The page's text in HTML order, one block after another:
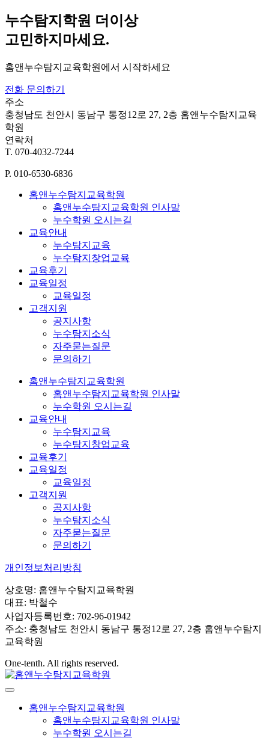
누수탐지학원 더이상
고민하지마세요.
홈앤누수탐지교육학원에서 시작하세요
전화 문의하기
주소
충청남도 천안시 동남구 통정12로 27, 2층 홈앤누수탐지교육
학원
연락처
T. 070-4032-7244
P. 010-6530-6836
홈앤누수탐지교육학원
홈앤누수탐지교육학원 인사말
누수학원 오시는길
교육안내
누수탐지교육
누수탐지창업교육
교육후기
교육일정
교육일정
고객지원
공지사항
누수탐지소식
자주묻는질문
문의하기
홈앤누수탐지교육학원
홈앤누수탐지교육학원 인사말
누수학원 오시는길
교육안내
누수탐지교육
누수탐지창업교육
교육후기
교육일정
교육일정
고객지원
공지사항
누수탐지소식
자주묻는질문
문의하기
개인정보처리방침
상호명: 홈앤누수탐지교육학원
대표: 박철수
사업자등록번호: 702-96-01942
주소: 충청남도 천안시 동남구 통정12로 27, 2층 홈앤누수탐지
교육학원
One-tenth. All rights reserved.
홈앤누수탐지교육학원
홈앤누수탐지교육학원 인사말
누수학원 오시는길